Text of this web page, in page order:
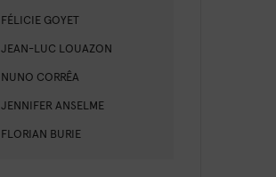
FÉLICIE GOYET
JEAN-LUC LOUAZON
NUNO CORRÊA
JENNIFER ANSELME
FLORIAN BURIE